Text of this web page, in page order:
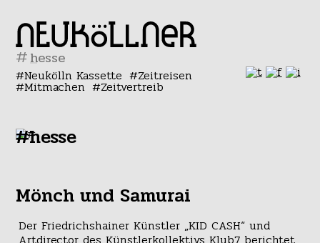
#
Neukölln Kassette Zeitreisen
Mitmachen Zeitvertreib
#hesse
Mönch und Samurai
Der Friedrichshainer Künstler „KID CASH“ und